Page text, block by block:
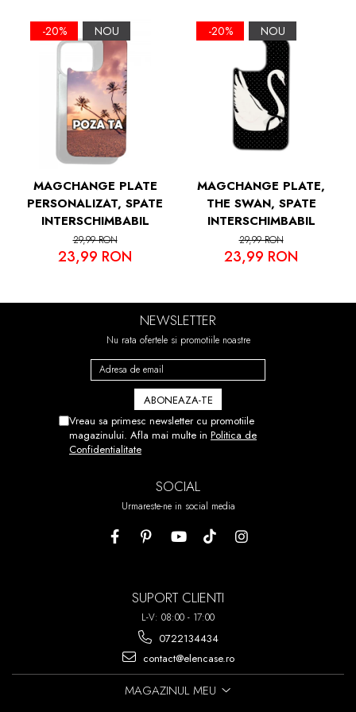
-20% NOU
MAGCHANGE PLATE
PERSONALIZAT, SPATE
INTERSCHIMBABIL
29,99 RON
23,99 RON
-20% NOU
MAGCHANGE PLATE,
THE SWAN, SPATE
INTERSCHIMBABIL
29,99 RON
23,99 RON
NEWSLETTER
Nu rata ofertele si promotiile noastre
Vreau sa primesc newsletter cu promotiile
magazinului. Afla mai multe in Politica de
Confidentialitate
SOCIAL
Urmareste-ne in social media
SUPORT CLIENTI
L-V: 08:00 - 17:00
0722134434
contact@elencase.ro
MAGAZINUL MEU